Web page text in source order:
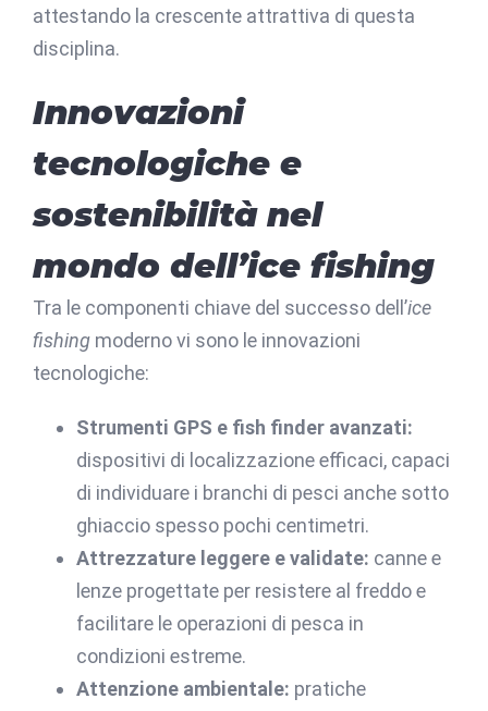
attestando la crescente attrattiva di questa
disciplina.
Innovazioni
tecnologiche e
sostenibilità nel
mondo dell’ice fishing
Tra le componenti chiave del successo dell’ice
fishing moderno vi sono le innovazioni
tecnologiche:
Strumenti GPS e fish finder avanzati:
dispositivi di localizzazione efficaci, capaci
di individuare i branchi di pesci anche sotto
ghiaccio spesso pochi centimetri.
Attrezzature leggere e validate: canne e
lenze progettate per resistere al freddo e
facilitare le operazioni di pesca in
condizioni estreme.
Attenzione ambientale: pratiche